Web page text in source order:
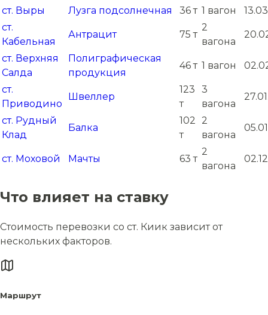
ст. Выры Лузга подсолнечная 36 т 1 вагон
ст.
Кабельная
Антрацит 75 т
2
вагона
ст. Верхняя
Салда
Полиграфическая
продукция
46 т 1 вагон
ст.
Приводино
Швеллер
123
т
3
вагона
ст. Рудный
Клад
Балка
102
т
2
вагона
ст. Моховой Мачты 63 т
2
вагона
Что влияет на ставку
Стоимость перевозки со ст. Киик зависит от
нескольких факторов.
Маршрут